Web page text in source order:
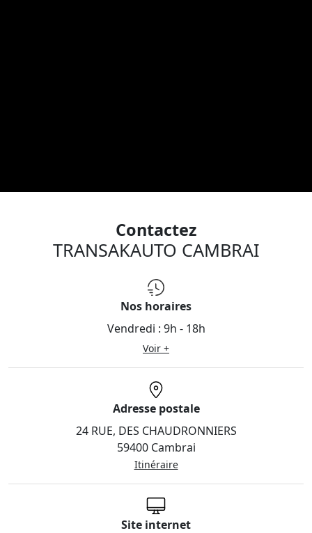
Contactez
TRANSAKAUTO CAMBRAI
Nos horaires
Vendredi : 9h - 18h
Voir +
Adresse postale
24 RUE, DES CHAUDRONNIERS
59400 Cambrai
Itinéraire
Site internet